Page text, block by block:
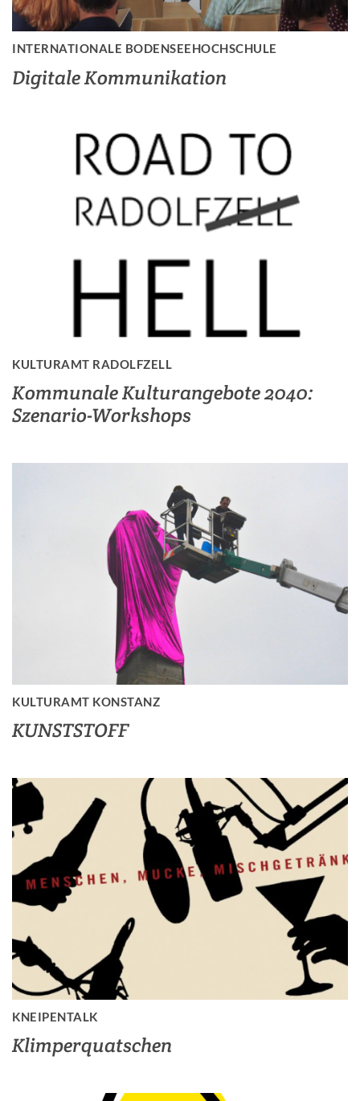
INTERNATIONALE BODENSEEHOCHSCHULE
Digitale Kommunikation
KULTURAMT RADOLFZELL
Kommunale Kulturangebote 2040:
Szenario-Workshops
KULTURAMT KONSTANZ
KUNSTSTOFF
KNEIPENTALK
Klimperquatschen